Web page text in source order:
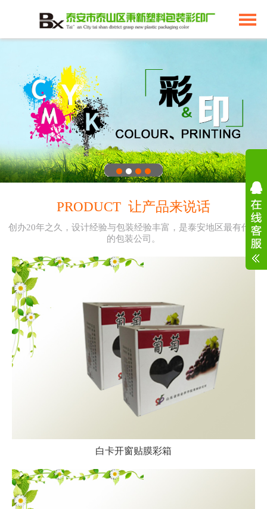
PRODUCT 让产品来说话
创办20年之久，设计经验与包装经验丰富，是泰安地区最有代表
的包装公司。
白卡开窗贴膜彩箱